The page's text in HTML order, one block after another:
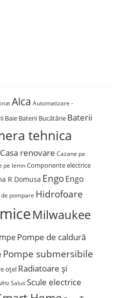
Alca Automatizare -
Baie Baterii Bucătărie Baterii
tehnica
Casa renovare Cazane pe
pe lemn Componente electrice
R Domusa EngoEngo
pompare Hidrofoare
Milwaukee
Pompe de caldură
Pompe submersibile
oțel Radiatoare și
Salus Scule electrice